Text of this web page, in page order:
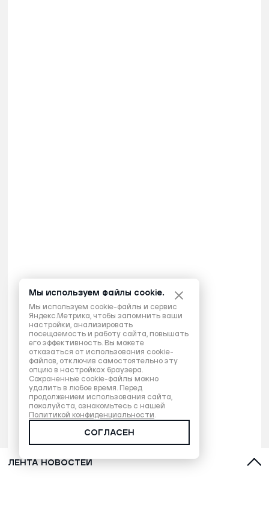
ЛЕНТА НОВОСТЕЙ
Мы используем файлы cookie.
Мы используем cookie-файлы и сервис
Яндекс.Метрика, чтобы запомнить ваши
настройки, анализировать
посещаемость и работу сайта, повышать
его эффективность. Вы можете
отказаться от использования cookie-
файлов, отключив самостоятельно эту
опцию в настройках браузера.
Сохраненные cookie-файлы можно
удалить в любое время. Перед
продолжением использования сайта,
пожалуйста, ознакомьтесь с нашей
Политикой конфиденциальности.
СОГЛАСЕН